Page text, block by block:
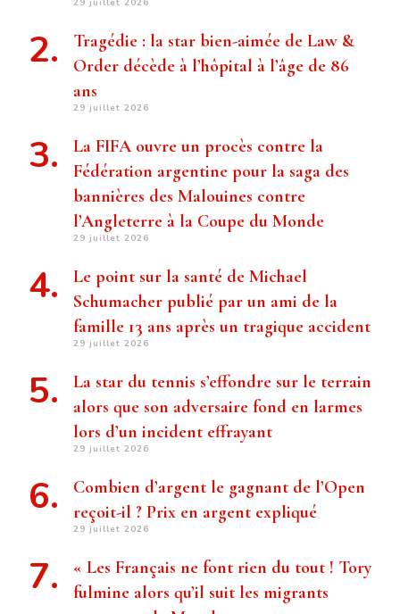
Tragédie : la star bien-aimée de Law &
Order décède à l’hôpital à l’âge de 86
ans
29 juillet 2026
La FIFA ouvre un procès contre la
Fédération argentine pour la saga des
bannières des Malouines contre
l’Angleterre à la Coupe du Monde
29 juillet 2026
Le point sur la santé de Michael
Schumacher publié par un ami de la
famille 13 ans après un tragique accident
29 juillet 2026
La star du tennis s’effondre sur le terrain
alors que son adversaire fond en larmes
lors d’un incident effrayant
29 juillet 2026
Combien d’argent le gagnant de l’Open
reçoit-il ? Prix ​​en argent expliqué
29 juillet 2026
« Les Français ne font rien du tout ! Tory
fulmine alors qu’il suit les migrants